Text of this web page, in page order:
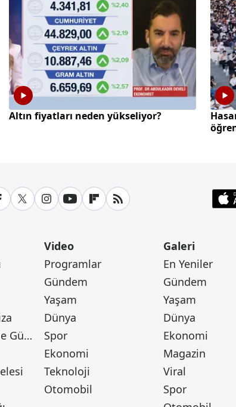
Altın fiyatları neden yükseliyor?
Canan Barlas ile Gündem
Video
Programlar
Gündem
Yaşam
Dünya
Spor
Ekonomi
Teknoloji
Otomobil
Galeri
En Yeniler
Gündem
Yaşam
Dünya
Ekonomi
Magazin
Viral
Spor